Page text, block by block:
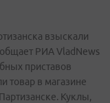
взыскали
РИА VladNews
приставов
товар в магазине
Куклы,